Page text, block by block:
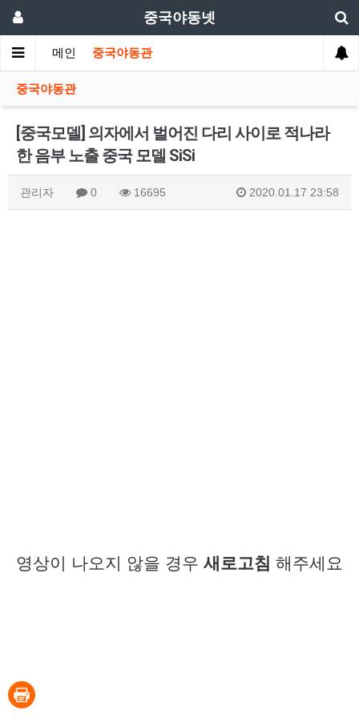
중국야동넷
메인 중국야동관
중국야동관
[중국모델] 의자에서 벌어진 다리 사이로 적나라
한 음부 노출 중국 모델 SiSi
관리자 0 16695 2020.01.17 23:58
영상이 나오지 않을 경우 새로고침 해주세요